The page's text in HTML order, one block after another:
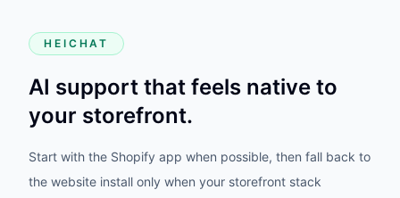
HEICHAT
AI support that feels native to
your storefront.
Start with the Shopify app when possible, then fall back to
the website install only when your storefront stack